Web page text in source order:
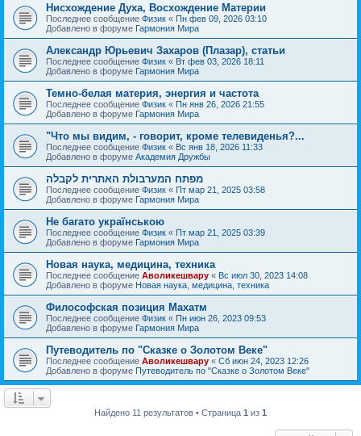
Нисхождение Духа, Восхождение Материи
Последнее сообщение Физик « Пн фев 09, 2026 03:10
Добавлено в форуме Гармония Мира
Александр Юрьевич Захаров (Плазар), статьи
Последнее сообщение Физик « Вт фев 03, 2026 18:11
Добавлено в форуме Гармония Мира
Темно-белая материя, энергия и частота
Последнее сообщение Физик « Пн янв 26, 2026 21:55
Добавлено в форуме Гармония Мира
"Что мы видим, - говорит, кроме телевиденья?...
Последнее сообщение Физик « Вс янв 18, 2026 11:33
Добавлено в форуме Академия Дружбы
מפתח המערבולת האתרית לקבלה
Последнее сообщение Физик « Пт мар 21, 2025 03:58
Добавлено в форуме Гармония Мира
Не багато українською
Последнее сообщение Физик « Пт мар 21, 2025 03:39
Добавлено в форуме Гармония Мира
Новая наука, медицина, техника
Последнее сообщение Аволикешвару « Вс июл 30, 2023 14:08
Добавлено в форуме Новая наука, медицина, техника
Философская позиция Махатм
Последнее сообщение Физик « Пн июн 26, 2023 09:53
Добавлено в форуме Гармония Мира
Путеводитель по "Сказке о Золотом Веке"
Последнее сообщение Аволикешвару « Сб июн 24, 2023 12:26
Добавлено в форуме Путеводитель по "Сказке о Золотом Веке"
Найдено 11 результатов • Страница 1 из 1